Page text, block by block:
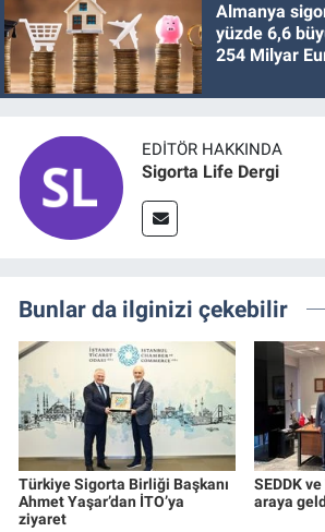
Almanya
yüzde 6,6
254 Milyar
EDITÖR HAKKINDA
Sigorta Life Dergi
Bunlar da ilginizi çekebilir
Türkiye Sigorta Birliği Başkanı
Ahmet Yaşar’dan İTO’ya
ziyaret
SEDDK
araya